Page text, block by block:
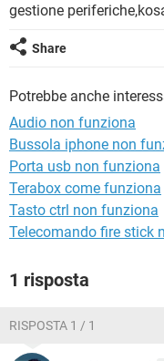
HARDWARE
HARDWARE
iOS
INSTAGRAM
HARDWARE
gestione
Share
Potrebbe anche
Audio non funziona
Bussola iphone non
Porta usb non funziona
Terabox come funziona
Tasto ctrl non funziona
Telecomando fire stick
1 risposta
RISPOSTA 1 / 1